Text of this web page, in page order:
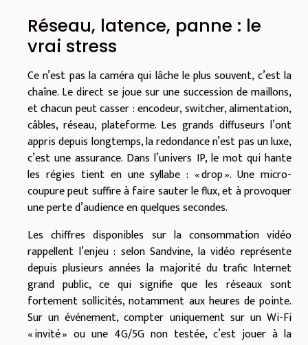
Réseau, latence, panne : le
vrai stress
Ce n’est pas la caméra qui lâche le plus souvent, c’est la
chaîne. Le direct se joue sur une succession de maillons,
et chacun peut casser : encodeur, switcher, alimentation,
câbles, réseau, plateforme. Les grands diffuseurs l’ont
appris depuis longtemps, la redondance n’est pas un luxe,
c’est une assurance. Dans l’univers IP, le mot qui hante
les régies tient en une syllabe : « drop ». Une micro-
coupure peut suffire à faire sauter le flux, et à provoquer
une perte d’audience en quelques secondes.
Les chiffres disponibles sur la consommation vidéo
rappellent l’enjeu : selon Sandvine, la vidéo représente
depuis plusieurs années la majorité du trafic Internet
grand public, ce qui signifie que les réseaux sont
fortement sollicités, notamment aux heures de pointe.
Sur un événement, compter uniquement sur un Wi-Fi
« invité » ou une 4G/5G non testée, c’est jouer à la